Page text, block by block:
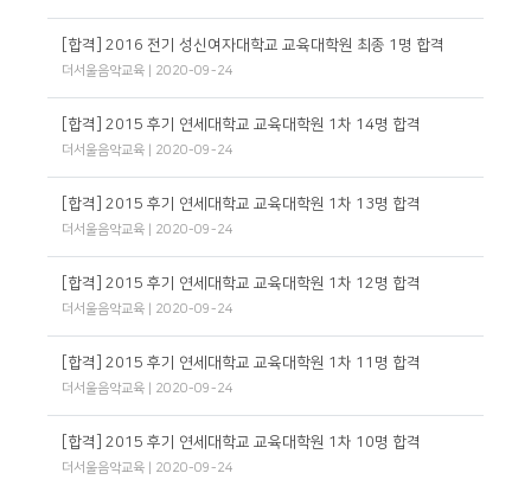
[합격] 2016 전기 성신여자대학교 교육대학원 최종 1명 합격
더서울음악교육 | 2020-09-24
[합격] 2015 후기 연세대학교 교육대학원 1차 14명 합격
더서울음악교육 | 2020-09-24
[합격] 2015 후기 연세대학교 교육대학원 1차 13명 합격
더서울음악교육 | 2020-09-24
[합격] 2015 후기 연세대학교 교육대학원 1차 12명 합격
더서울음악교육 | 2020-09-24
[합격] 2015 후기 연세대학교 교육대학원 1차 11명 합격
더서울음악교육 | 2020-09-24
[합격] 2015 후기 연세대학교 교육대학원 1차 10명 합격
더서울음악교육 | 2020-09-24